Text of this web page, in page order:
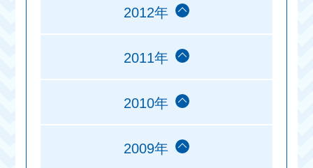
2012年
2011年
2010年
2009年